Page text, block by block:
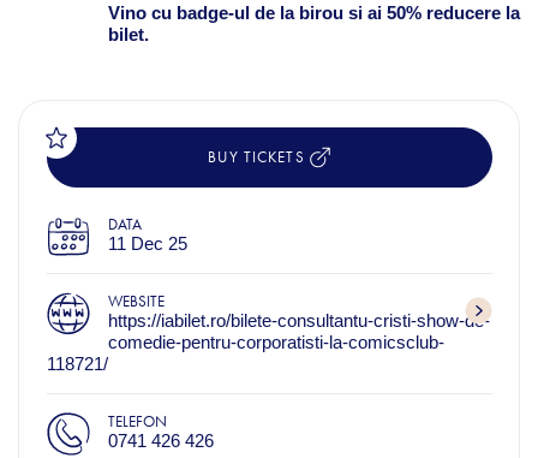
Vino cu badge-ul de la birou si ai 50% reducere la
bilet.
BUY TICKETS
DATA
11 Dec 25
WEBSITE
https://iabilet.ro/bilete-consultantu-cristi-show-de-
comedie-pentru-corporatisti-la-comicsclub-
118721/
TELEFON
0741 426 426